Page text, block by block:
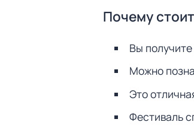
Почему
Вы
Можно
Это
Фестиваль